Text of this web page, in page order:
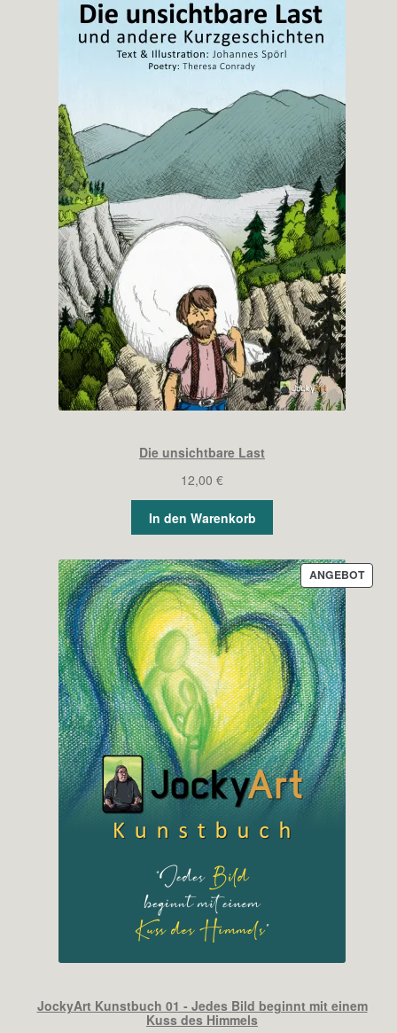
Die unsichtbare Last
12,00 €
In den Warenkorb
ANGEBOT
IM
JockyArt Kunstbuch 01 - Jedes Bild beginnt mit einem
Kuss des Himmels